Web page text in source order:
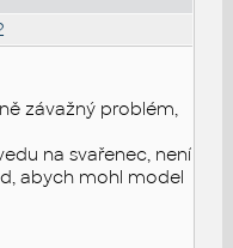
závažný problém,
na svařenec, není
abych mohl model